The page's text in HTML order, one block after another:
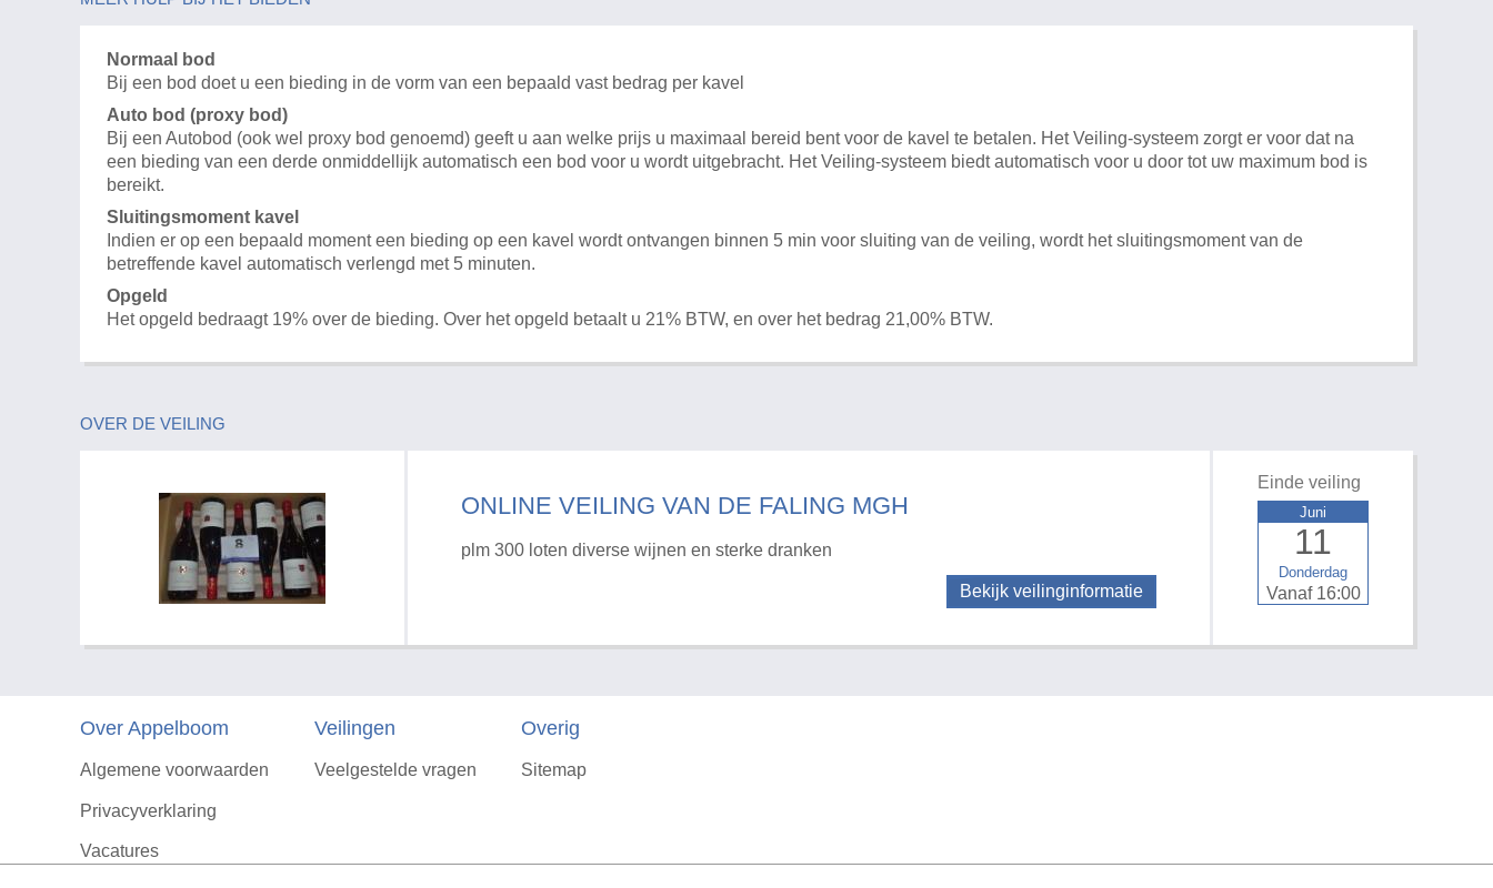
Normaal bod
Bij een bod doet u een bieding in de vorm van een bepaald vast bedrag per kavel
Auto bod (proxy bod)
Bij een Autobod (ook wel proxy bod genoemd) geeft u aan welke prijs u maximaal bereid bent voor de kavel te betalen. Het Veiling-systeem zorgt er voor dat na
een bieding van een derde onmiddellijk automatisch een bod voor u wordt uitgebracht. Het Veiling-systeem biedt automatisch voor u door tot uw maximum bod is
bereikt.
Sluitingsmoment kavel
Indien er op een bepaald moment een bieding op een kavel wordt ontvangen binnen 5 min voor sluiting van de veiling, wordt het sluitingsmoment van de
betreffende kavel automatisch verlengd met 5 minuten.
Opgeld
Het opgeld bedraagt 19% over de bieding. Over het opgeld betaalt u 21% BTW, en over het bedrag 21,00% BTW.
OVER DE VEILING
ONLINE VEILING VAN DE FALING MGH
plm 300 loten diverse wijnen en sterke dranken
Bekijk veilinginformatie
Einde veiling
Donderdag
11
Juni
Vanaf 16:00
Over Appelboom
Algemene voorwaarden
Privacyverklaring
Vacatures
Veilingen
Veelgestelde vragen
Overig
Sitemap